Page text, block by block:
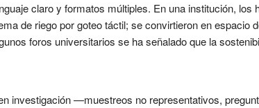
claro y formatos múltiples. En una institución, los
de riego por goteo táctil; se convirtieron en espacio
foros universitarios se ha señalado que la
investigación —muestreos no representativos,